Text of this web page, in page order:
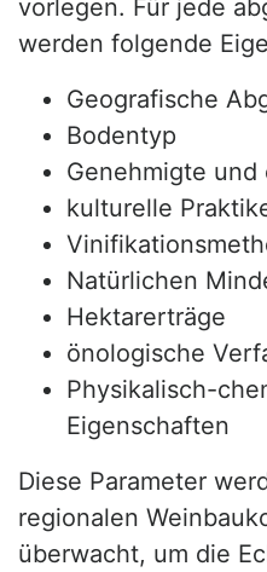
vorlegen. Für jede
werden folgende
Geografische
Bodentyp
Genehmigte
kulturelle
Natürlichen
Hektarerträge
önologische
Physikalisch-
Eigenschaften
Diese Parameter
regionalen
überwacht, um die